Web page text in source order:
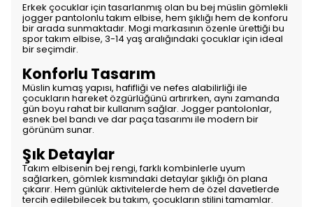
Erkek çocuklar için tasarlanmış olan bu bej müslin gömlekli
jogger pantolonlu takım elbise, hem şıklığı hem de konforu
bir arada sunmaktadır. Mogi markasının özenle ürettiği bu
spor takım elbise, 3-14 yaş aralığındaki çocuklar için ideal
bir seçimdir.
Konforlu Tasarım
Müslin kumaş yapısı, hafifliği ve nefes alabilirliği ile
çocukların hareket özgürlüğünü artırırken, aynı zamanda
gün boyu rahat bir kullanım sağlar. Jogger pantolonlar,
esnek bel bandı ve dar paça tasarımı ile modern bir
görünüm sunar.
Şık Detaylar
Takım elbisenin bej rengi, farklı kombinlerle uyum
sağlarken, gömlek kısmındaki detaylar şıklığı ön plana
çıkarır. Hem günlük aktivitelerde hem de özel davetlerde
tercih edilebilecek bu takım, çocukların stilini tamamlar.